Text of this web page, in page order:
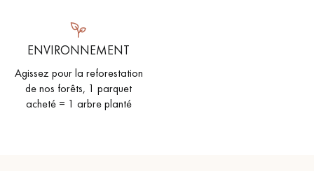
Demandez un rendez-vous personnalisé
ENVIRONNEMENT
Agissez pour la reforestation
de nos forêts, 1 parquet
acheté = 1 arbre planté